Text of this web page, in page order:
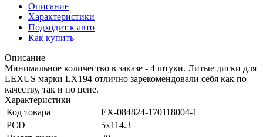
Описание
Характеристики
Подходит к авто
Как купить
Описание
Минимальное количество в заказе - 4 штуки. Литые диски для
LEXUS марки LX194 отлично зарекомендовали себя как по
качеству, так и по цене.
Характеристики
Код товара
EX-084824-170118004-1
PCD
5x114.3